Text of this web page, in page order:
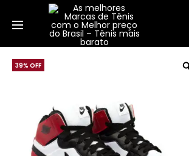
WhatsApp | (037) 99158-2680
39% OFF